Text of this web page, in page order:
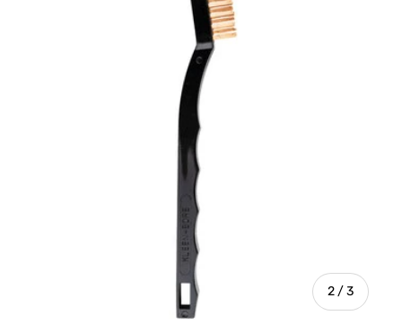
2/de
3